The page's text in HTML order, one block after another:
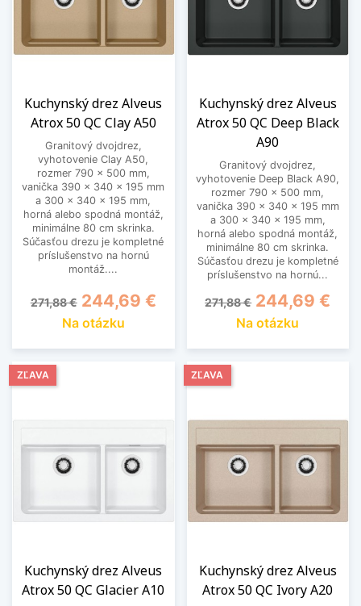
Kuchynský drez Alveus
Atrox 50 QC Clay A50
Granitový dvojdrez,
vyhotovenie Clay A50,
rozmer 790 x 500 mm,
vanička 390 x 340 x 195 mm
a 300 x 340 x 195 mm,
horná alebo spodná montáž,
minimálne 80 cm skrinka.
Súčasťou drezu je kompletné
príslušenstvo na hornú
montáž....
Základná cena
271,88 € Cena
244,69 €
Na otázku
Kuchynský drez Alveus
Atrox 50 QC Deep Black
A90
Granitový dvojdrez,
vyhotovenie Deep Black A90,
rozmer 790 x 500 mm,
vanička 390 x 340 x 195 mm
a 300 x 340 x 195 mm,
horná alebo spodná montáž,
minimálne 80 cm skrinka.
Súčasťou drezu je kompletné
príslušenstvo na hornú...
Základná cena
271,88 € Cena
244,69 €
Na otázku
Kuchynský drez Alveus
Atrox 50 QC Glacier A10
ZĽAVA
Kuchynský drez Alveus
Atrox 50 QC Ivory A20
ZĽAVA